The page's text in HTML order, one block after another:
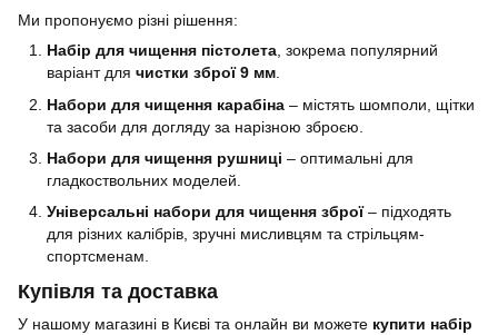
Ми пропонуємо різні рішення:
Набір для чищення пістолета, зокрема популярний
варіант для чистки зброї 9 мм.
Набори для чищення карабіна – містять шомполи, щітки
та засоби для догляду за нарізною зброєю.
Набори для чищення рушниці – оптимальні для
гладкоствольних моделей.
Універсальні набори для чищення зброї– підходять
для різних калібрів, зручні мисливцям та стрільцям-
спортсменам.
Купівля та доставка
У нашому магазині в Києві та онлайн ви можете купити набір